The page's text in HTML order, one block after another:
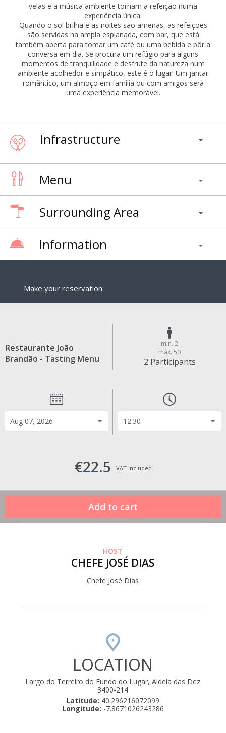
velas e a música ambiente tornam a refeição numa
experiência única.
Quando o sol brilha e as noites são amenas, as refeições
são servidas na ampla esplanada, com bar, que está
também aberta para tomar um café ou uma bebida e pôr a
conversa em dia. Se procura um refúgio para alguns
momentos de tranquilidade e desfrute da natureza num
ambiente acolhedor e simpático, este é o lugar! Um jantar
romântico, um almoço em família ou com amigos será
uma experiência memorável.
Infrastructure
Menu
Surrounding Area
Information
Make your reservation:
Restaurante João
Brandão - Tasting Menu
min. 2
máx. 50
2 Participants
€22.5 VAT Included
HOST
CHEFE JOSÉ DIAS
Chefe José Dias
LOCATION
Largo do Terreiro do Fundo do Lugar, Aldeia das Dez
3400-214
Latitude: 40.296216072099
Longitude: -7.8671026243286